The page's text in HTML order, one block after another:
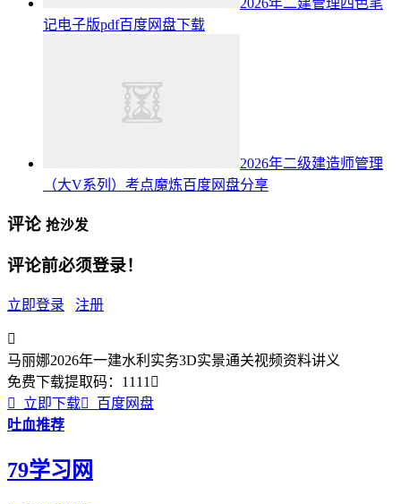
记电子版pdf百度网盘下载
2026年二级建造师管理
（大V系列）考点魔炼百度网盘分享
评论 抢沙发
评论前必须登录！
立即登录 注册

马丽娜2026年一建水利实务3D实景通关视频资料讲义
免费下载提取码： 1111 

立即下载
百度网盘
吐血推荐
79学习网